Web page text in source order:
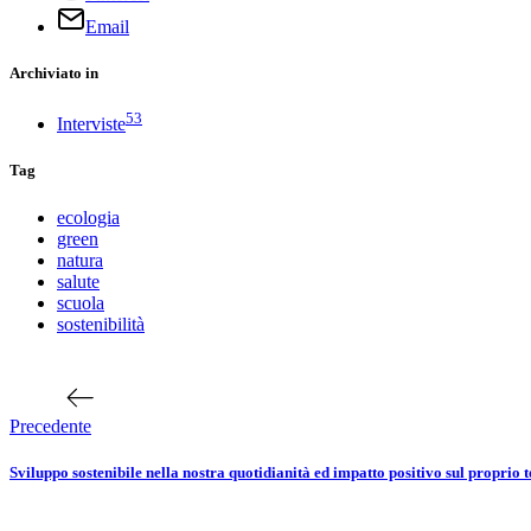
Email
Archiviato in
Interviste53
Tag
ecologia
green
natura
salute
scuola
sostenibilità
articoli
Precedente
Sviluppo sostenibile nella nostra quotidianità ed impatto positivo sul proprio